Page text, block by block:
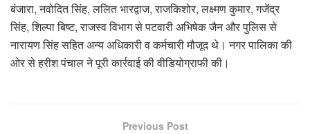
बंजारा, नवोदित सिंह, ललित भारद्वाज, राजकिशोर, लक्ष्मण कुमार, गजेंद्र
सिंह, शिल्पा बिष्ट, राजस्व विभाग से पटवारी अभिषेक जैन और पुलिस से
नारायण सिंह सहित अन्य अधिकारी व कर्मचारी मौजूद थे। नगर पालिका की
ओर से हरीश पंचाल ने पूरी कार्रवाई की वीडियोग्राफी की।
Previous Post